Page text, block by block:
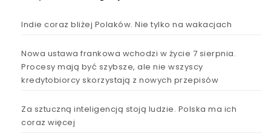
Indie coraz bliżej Polaków. Nie tylko na wakacjach
Nowa ustawa frankowa wchodzi w życie 7 sierpnia.
Procesy mają być szybsze, ale nie wszyscy
kredytobiorcy skorzystają z nowych przepisów
Za sztuczną inteligencją stoją ludzie. Polska ma ich
coraz więcej